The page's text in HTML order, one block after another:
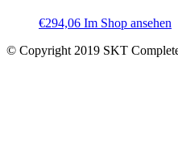
€294,06 Im Shop ansehen
© Copyright 2019 SKT